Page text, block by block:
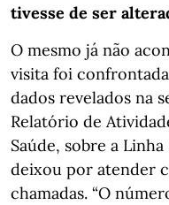
tivesse de ser
O mesmo já não
visita foi
dados revelados na
Relatório de
Saúde, sobre a
deixou por atender
chamadas. “O